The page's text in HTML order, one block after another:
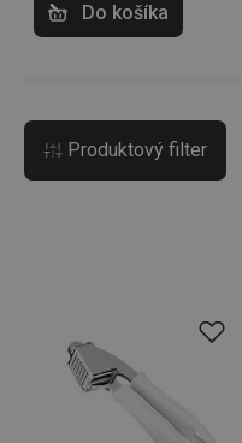
Do košíka
Produktový filter